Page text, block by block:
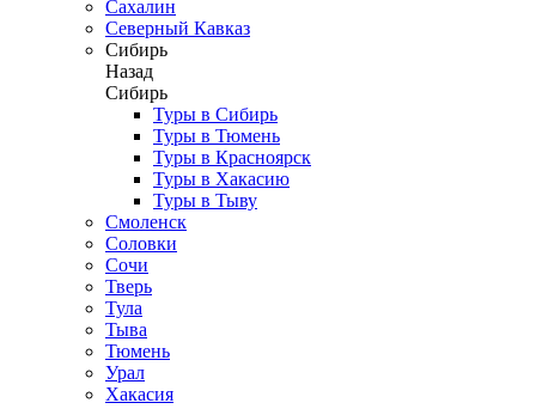
Сахалин
Северный Кавказ
Сибирь
Назад
Сибирь
Туры в Сибирь
Туры в Тюмень
Туры в Красноярск
Туры в Хакасию
Туры в Тыву
Смоленск
Соловки
Сочи
Тверь
Тула
Тыва
Тюмень
Урал
Хакасия